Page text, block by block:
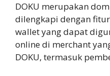
DOKU merupakan
dilengkapi dengan
wallet yang dapat
online di merchant
DOKU, termasuk